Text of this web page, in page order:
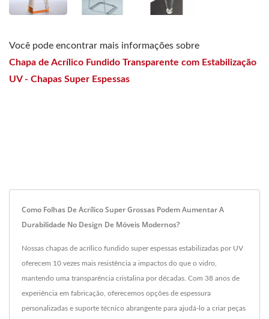
Você pode encontrar mais informações sobre
Chapa de Acrílico Fundido Transparente com Estabilização
UV - Chapas Super Espessas
Como Folhas De Acrílico Super Grossas Podem Aumentar A
Durabilidade No Design De Móveis Modernos?
Nossas chapas de acrílico fundido super espessas estabilizadas por UV
oferecem 10 vezes mais resistência a impactos do que o vidro,
mantendo uma transparência cristalina por décadas. Com 38 anos de
experiência em fabricação, oferecemos opções de espessura
personalizadas e suporte técnico abrangente para ajudá-lo a criar peças